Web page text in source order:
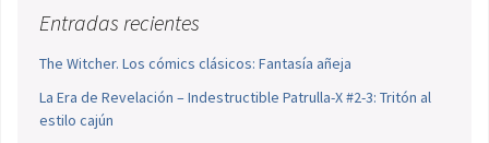
Entradas recientes
The Witcher. Los cómics clásicos: Fantasía añeja
La Era de Revelación – Indestructible Patrulla-X #2-3: Tritón al
estilo cajún